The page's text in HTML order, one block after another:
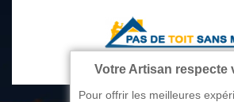
Votre Artisan respecte
Pour offrir les meilleures